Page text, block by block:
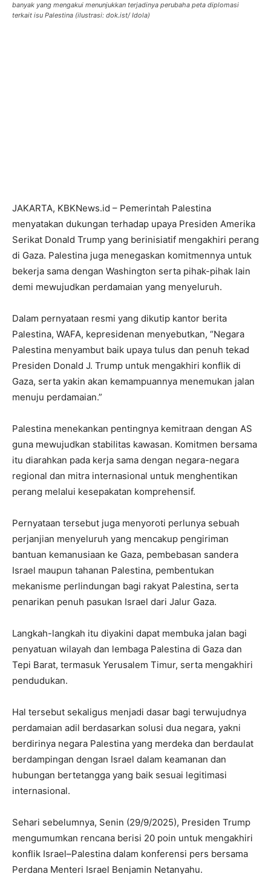
banyak yang mengakui menunjukkan terjadinya perubaha peta diplomasi
terkait isu Palestina (ilustrasi: dok.ist/ Idola)
JAKARTA, KBKNews.id – Pemerintah Palestina
menyatakan dukungan terhadap upaya Presiden Amerika
Serikat Donald Trump yang berinisiatif mengakhiri perang
di Gaza. Palestina juga menegaskan komitmennya untuk
bekerja sama dengan Washington serta pihak-pihak lain
demi mewujudkan perdamaian yang menyeluruh.
Dalam pernyataan resmi yang dikutip kantor berita
Palestina, WAFA, kepresidenan menyebutkan, “Negara
Palestina menyambut baik upaya tulus dan penuh tekad
Presiden Donald J. Trump untuk mengakhiri konflik di
Gaza, serta yakin akan kemampuannya menemukan jalan
menuju perdamaian.”
Palestina menekankan pentingnya kemitraan dengan AS
guna mewujudkan stabilitas kawasan. Komitmen bersama
itu diarahkan pada kerja sama dengan negara-negara
regional dan mitra internasional untuk menghentikan
perang melalui kesepakatan komprehensif.
Pernyataan tersebut juga menyoroti perlunya sebuah
perjanjian menyeluruh yang mencakup pengiriman
bantuan kemanusiaan ke Gaza, pembebasan sandera
Israel maupun tahanan Palestina, pembentukan
mekanisme perlindungan bagi rakyat Palestina, serta
penarikan penuh pasukan Israel dari Jalur Gaza.
Langkah-langkah itu diyakini dapat membuka jalan bagi
penyatuan wilayah dan lembaga Palestina di Gaza dan
Tepi Barat, termasuk Yerusalem Timur, serta mengakhiri
pendudukan.
Hal tersebut sekaligus menjadi dasar bagi terwujudnya
perdamaian adil berdasarkan solusi dua negara, yakni
berdirinya negara Palestina yang merdeka dan berdaulat
berdampingan dengan Israel dalam keamanan dan
hubungan bertetangga yang baik sesuai legitimasi
internasional.
Sehari sebelumnya, Senin (29/9/2025), Presiden Trump
mengumumkan rencana berisi 20 poin untuk mengakhiri
konflik Israel–Palestina dalam konferensi pers bersama
Perdana Menteri Israel Benjamin Netanyahu.